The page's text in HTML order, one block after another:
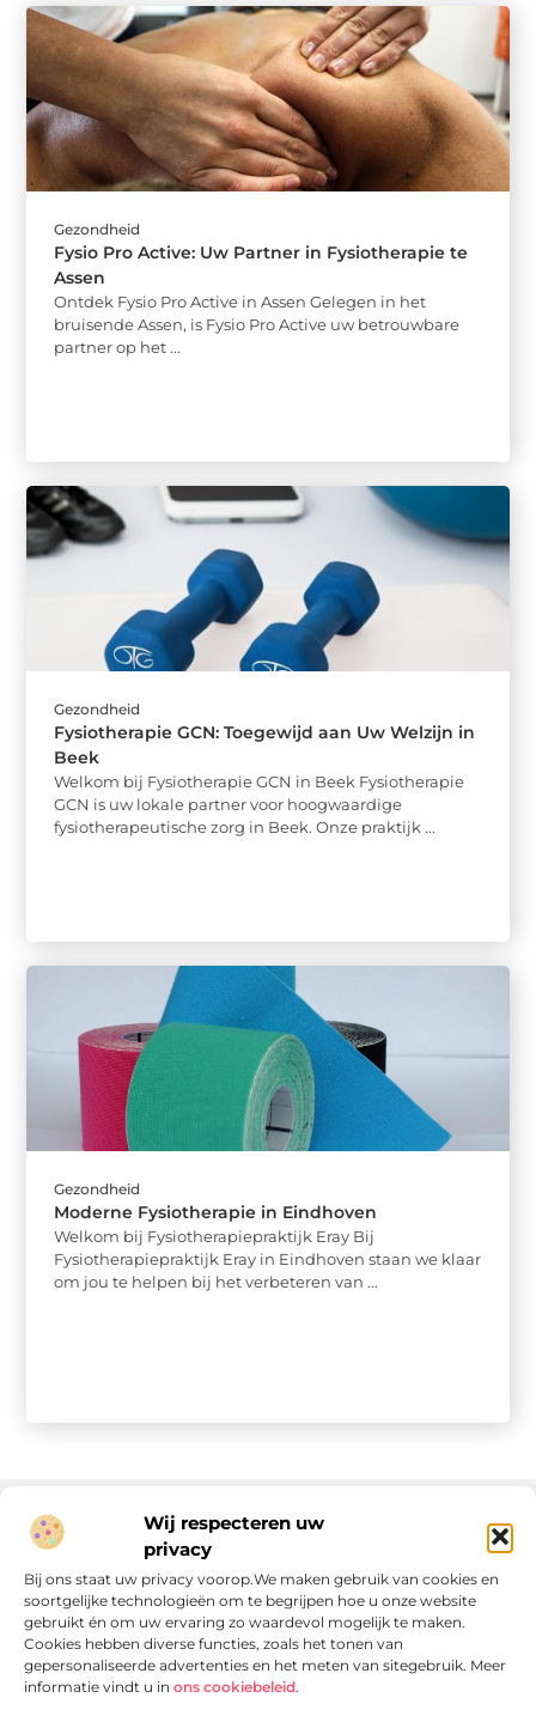
Wij respecteren uw
privacy
Bij ons staat uw privacy voorop.We maken gebruik van cookies en
soortgelijke technologieën om te begrijpen hoe u onze website
gebruikt én om uw ervaring zo waardevol mogelijk te maken.
Cookies hebben diverse functies, zoals het tonen van
gepersonaliseerde advertenties en het meten van sitegebruik. Meer
informatie vindt u in ons cookiebeleid.
Gezondheid
Fysio Pro Active: Uw Partner in Fysiotherapie te
Assen
Ontdek Fysio Pro Active in Assen Gelegen in het
bruisende Assen, is Fysio Pro Active uw betrouwbare
partner op het ...
Gezondheid
Fysiotherapie GCN: Toegewijd aan Uw Welzijn in
Beek
Welkom bij Fysiotherapie GCN in Beek Fysiotherapie
GCN is uw lokale partner voor hoogwaardige
fysiotherapeutische zorg in Beek. Onze praktijk ...
Gezondheid
Moderne Fysiotherapie in Eindhoven
Welkom bij Fysiotherapiepraktijk Eray Bij
Fysiotherapiepraktijk Eray in Eindhoven staan we klaar
om jou te helpen bij het verbeteren van ...
Onze informatie